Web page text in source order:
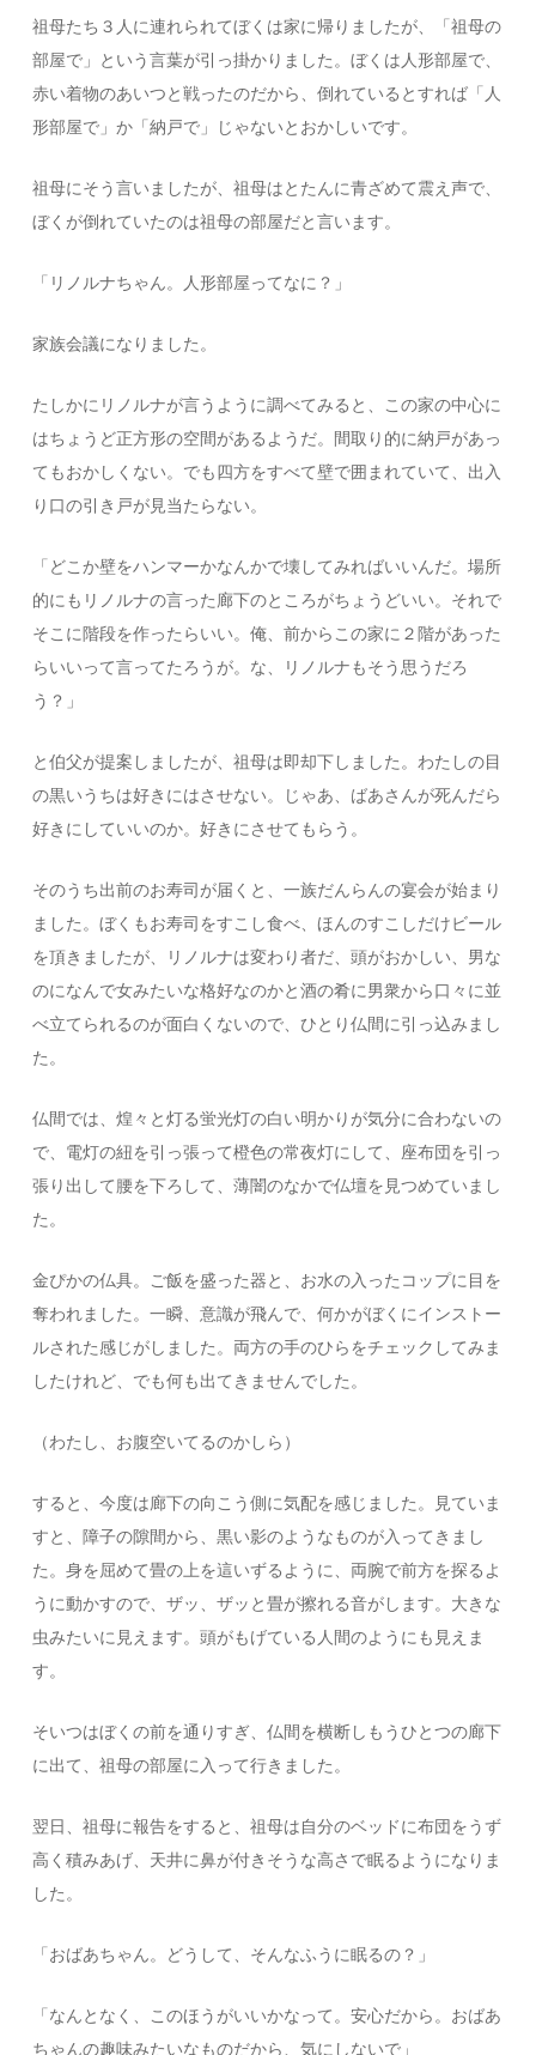
祖母たち３人に連れられてぼくは家に帰りましたが、「祖母の
部屋で」という言葉が引っ掛かりました。ぼくは人形部屋で、
赤い着物のあいつと戦ったのだから、倒れているとすれば「人
形部屋で」か「納戸で」じゃないとおかしいです。
祖母にそう言いましたが、祖母はとたんに青ざめて震え声で、
ぼくが倒れていたのは祖母の部屋だと言います。
「リノルナちゃん。人形部屋ってなに？」
家族会議になりました。
たしかにリノルナが言うように調べてみると、この家の中心に
はちょうど正方形の空間があるようだ。間取り的に納戸があっ
てもおかしくない。でも四方をすべて壁で囲まれていて、出入
り口の引き戸が見当たらない。
「どこか壁をハンマーかなんかで壊してみればいいんだ。場所
的にもリノルナの言った廊下のところがちょうどいい。それで
そこに階段を作ったらいい。俺、前からこの家に２階があった
らいいって言ってたろうが。な、リノルナもそう思うだろ
う？」
と伯父が提案しましたが、祖母は即却下しました。わたしの目
の黒いうちは好きにはさせない。じゃあ、ばあさんが死んだら
好きにしていいのか。好きにさせてもらう。
そのうち出前のお寿司が届くと、一族だんらんの宴会が始まり
ました。ぼくもお寿司をすこし食べ、ほんのすこしだけビール
を頂きましたが、リノルナは変わり者だ、頭がおかしい、男な
のになんで女みたいな格好なのかと酒の肴に男衆から口々に並
べ立てられるのが面白くないので、ひとり仏間に引っ込みまし
た。
仏間では、煌々と灯る蛍光灯の白い明かりが気分に合わないの
で、電灯の紐を引っ張って橙色の常夜灯にして、座布団を引っ
張り出して腰を下ろして、薄闇のなかで仏壇を見つめていまし
た。
金ぴかの仏具。ご飯を盛った器と、お水の入ったコップに目を
奪われました。一瞬、意識が飛んで、何かがぼくにインストー
ルされた感じがしました。両方の手のひらをチェックしてみま
したけれど、でも何も出てきませんでした。
（わたし、お腹空いてるのかしら）
すると、今度は廊下の向こう側に気配を感じました。見ていま
すと、障子の隙間から、黒い影のようなものが入ってきまし
た。身を屈めて畳の上を這いずるように、両腕で前方を探るよ
うに動かすので、ザッ、ザッと畳が擦れる音がします。大きな
虫みたいに見えます。頭がもげている人間のようにも見えま
す。
そいつはぼくの前を通りすぎ、仏間を横断しもうひとつの廊下
に出て、祖母の部屋に入って行きました。
翌日、祖母に報告をすると、祖母は自分のベッドに布団をうず
高く積みあげ、天井に鼻が付きそうな高さで眠るようになりま
した。
「おばあちゃん。どうして、そんなふうに眠るの？」
「なんとなく、このほうがいいかなって。安心だから。おばあ
ちゃんの趣味みたいなものだから、気にしないで」